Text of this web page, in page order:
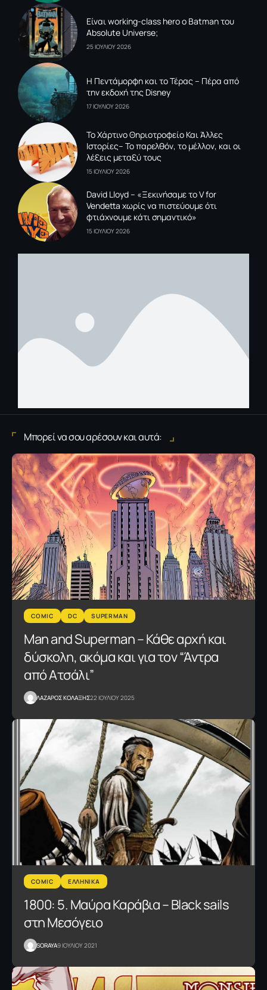
Είναι working-class hero ο Batman του
Absolute Universe;
25 ΙΟΥΛΙΟΥ 2026
Η Πεντάμορφη και το Τέρας – Πέρα από
την εκδοχή της Disney
17 ΙΟΥΛΙΟΥ 2026
To Xάρτινο Θηριοτροφείο Και Άλλες
Ιστορίες– Το παρελθόν, το μέλλον, και οι
λέξεις μεταξύ τους
15 ΙΟΥΛΙΟΥ 2026
David Lloyd – «Ξεκινήσαμε το V for
Vendetta χωρίς να πιστεύουμε ότι
φτιάχνουμε κάτι σημαντικό»
15 ΙΟΥΛΙΟΥ 2026
Μπορεί να σου αρέσουν και αυτά:
COMIC DC SUPERMAN
Man and Superman – Κάθε αρχή και
δύσκολη, ακόμα και για τον “Άντρα
από Ατσάλι”
ΛΑΖΑΡΟΣ ΚΟΛΑΞΗΣ22 ΙΟΥΛΙΟΥ 2025
COMIC ΕΛΛΗΝΙΚΑ
1800: 5. Μαύρα Καράβια – Black sails
στη Μεσόγειο
SORAYA9 ΙΟΥΛΙΟΥ 2021